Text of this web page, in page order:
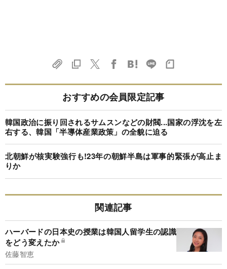
おすすめの会員限定記事
韓国政治に振り回されるサムスンなどの財閥...国家の浮沈を左
右する、韓国「半導体産業政策」の全貌に迫る
北朝鮮が核実験強行も!23年の朝鮮半島は軍事的緊張が高止ま
りか
関連記事
ハーバードの日本史の授業は韓国人留学生の認識
をどう変えたか
佐藤智恵